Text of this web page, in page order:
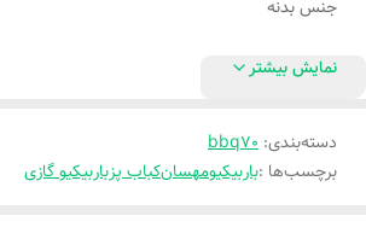
جنس بدنه
نمایش بیشتر
دسته‌بندی:
bbq70
برچسب‌ها :باربیکیومهسانکباب پزباربیکیو گازی